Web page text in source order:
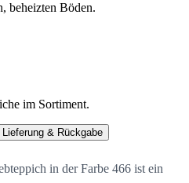
beheizten Böden.
im Sortiment.
Lieferung & Rückgabe
in der Farbe 466 ist ein